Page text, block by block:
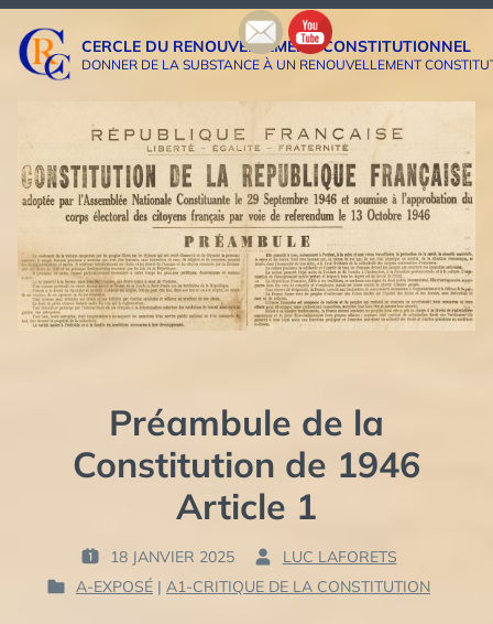
Aller
contenu
CERCLE DU RENOUVELLEMENT CONSTITUTIONNEL
DONNER DE LA SUBSTANCE À UN RENOUVELLEMENT
Préambule de la
Constitution de 1946
Article 1
P
U
18 JANVIER 2025
P
A
LUC LAFORETS
P
A-EXPOSÉ | A1-CRITIQUE DE LA CONSTITUTION